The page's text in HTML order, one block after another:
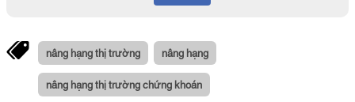
nâng hạng thị trường nâng hạng
nâng hạng thị trường chứng khoán